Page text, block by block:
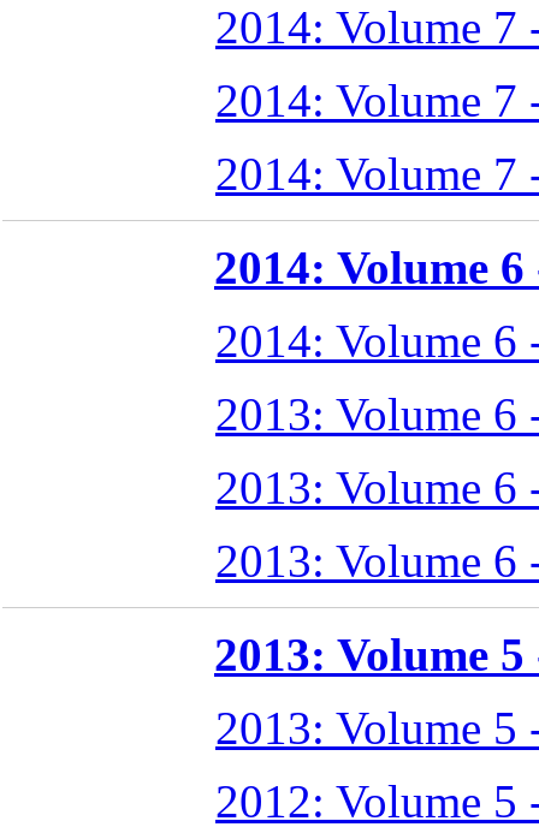
2014: Volume 7
2014: Volume 7
2014: Volume 7
2014: Volume 6
2014: Volume 6
2013: Volume 6
2013: Volume 6
2013: Volume 6
2013: Volume 5
2013: Volume 5
2012: Volume 5